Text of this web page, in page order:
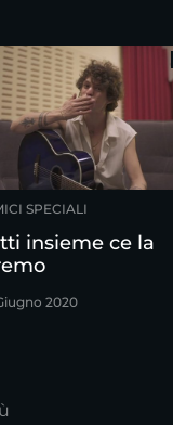
SPECIALI
insieme ce la
2020